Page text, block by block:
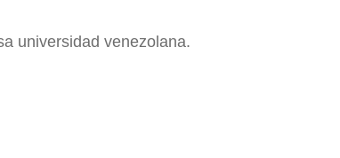
universidad venezolana.